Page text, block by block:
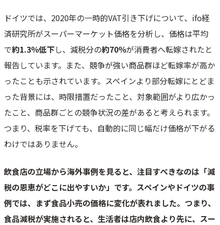
ドイツでは、2020年の一時的VAT引き下げについて、ifo経
済研究所がスーパーマーケット価格を分析し、価格は平均
で約1.3％低下し、減税分の約70％が消費者へ転嫁されたと
報告しています。また、競争が強い商品群ほど転嫁率が高か
ったことも示されています。スペインより部分転嫁にとどま
った背景には、時限措置だったこと、対象範囲がより広かっ
たこと、商品群ごとの競争状況の差があると考えられます。
つまり、税率を下げても、自動的に同じ幅だけ価格が下がる
わけではありません。
飲食店の立場から海外事例を見ると、注目すべきなのは「減
税の恩恵がどこに出やすいか」です。スペインやドイツの事
例では、まず食品小売の価格に変化が表れました。つまり、
食品減税が実施されると、生活者は店内飲食より先に、スー